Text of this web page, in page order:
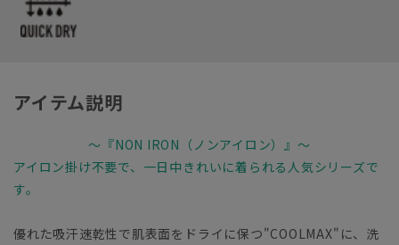
アイテム説明
～『NON IRON（ノンアイロン）』～
アイロン掛け不要で、一日中きれいに着られる人気シリーズで
す。
優れた吸汗速乾性で肌表面をドライに保つ"COOLMAX"に、洗